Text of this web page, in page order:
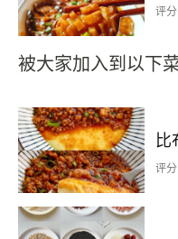
评
被大家加入到以下
评